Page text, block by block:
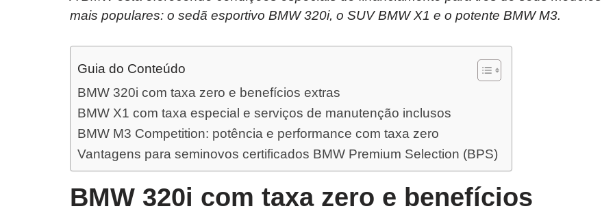
mais populares: o sedã esportivo BMW 320i, o SUV BMW X1 e o potente BMW M3.
Guia do Conteúdo
BMW 320i com taxa zero e benefícios extras
BMW X1 com taxa especial e serviços de manutenção inclusos
BMW M3 Competition: potência e performance com taxa zero
Vantagens para seminovos certificados BMW Premium Selection (BPS)
BMW 320i com taxa zero e benefícios